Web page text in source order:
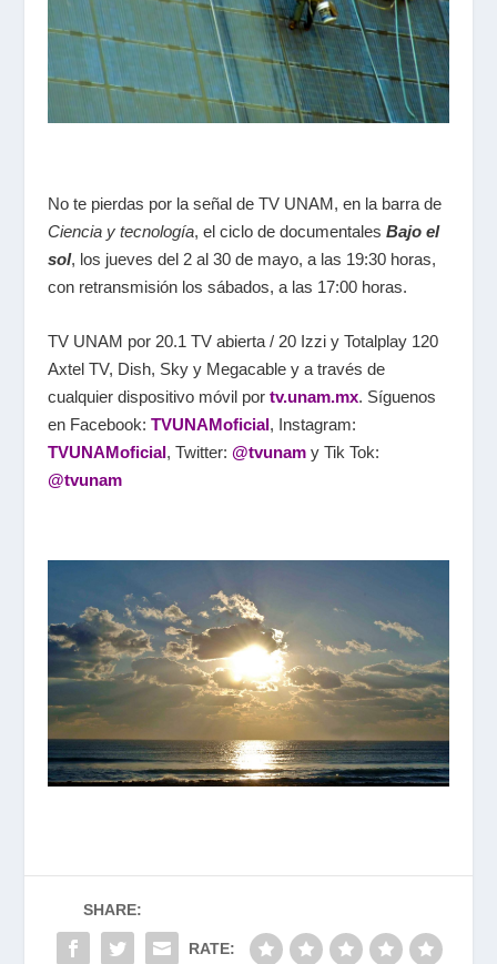
No te pierdas por la señal de TV UNAM, en la barra de
Ciencia y tecnología, el ciclo de documentales Bajo el
sol, los jueves del 2 al 30 de mayo, a las 19:30 horas,
con retransmisión los sábados, a las 17:00 horas.
TV UNAM por 20.1 TV abierta / 20 Izzi y Totalplay 120
Axtel TV, Dish, Sky y Megacable y a través de
cualquier dispositivo móvil por tv.unam.mx. Síguenos
en Facebook: TVUNAMoficial, Instagram:
TVUNAMoficial, Twitter: @tvunamy Tik Tok:
@tvunam
SHARE:
RATE: